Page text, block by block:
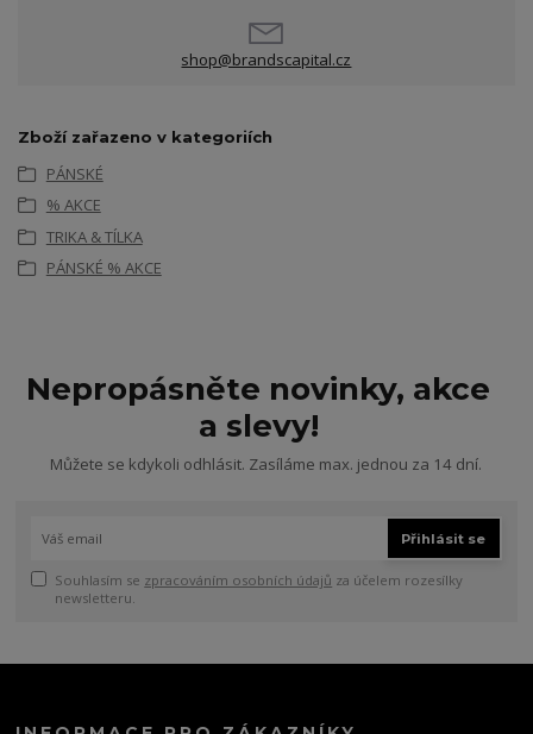
shop@brandscapital.cz
Zboží zařazeno v kategoriích
PÁNSKÉ
% AKCE
TRIKA & TÍLKA
PÁNSKÉ % AKCE
Nepropásněte novinky, akce
a slevy!
Můžete se kdykoli odhlásit. Zasíláme max. jednou za 14 dní.
Přihlásit se
Souhlasím se zpracováním osobních údajů za účelem rozesílky
newsletteru.